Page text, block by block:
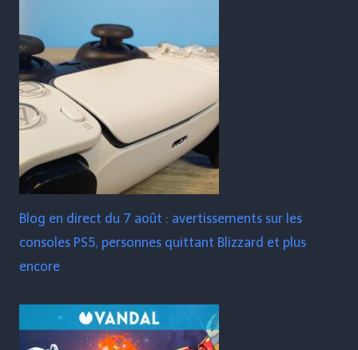
Blog en direct du 7 août : avertissements sur les
consoles PS5, personnes quittant Blizzard et plus
encore